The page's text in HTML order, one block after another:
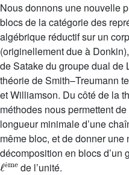
Nous donnons une nouvelle
blocs de la catégorie des
algébrique réductif sur un
(originellement due à
de Satake du groupe dual
théorie de Smith–Treumann
et Williamson. Du côté de la
méthodes nous permettent
longueur minimale d’une
même bloc, et de donner
décomposition en blocs d’un
ℓème
de l’unité.